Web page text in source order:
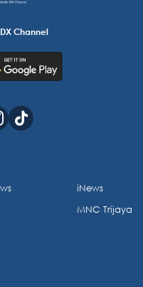
Channel
iNews
MNC Trijaya